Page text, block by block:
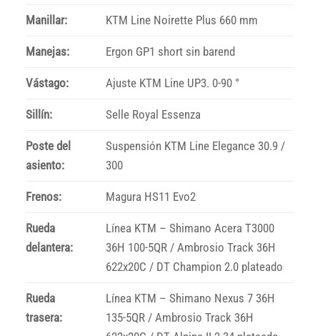
Manillar: KTM Line Noirette Plus 660 mm
Manejas: Ergon GP1 short sin barend
Vástago: Ajuste KTM Line UP3. 0-90 °
Sillín: Selle Royal Essenza
Poste del
asiento:
Suspensión KTM Line Elegance 30.9 /
300
Frenos: Magura HS11 Evo2
Rueda
delantera:
Línea KTM – Shimano Acera T3000
36H 100-5QR / Ambrosio Track 36H
622x20C / DT Champion 2.0 plateado
Rueda
trasera:
Línea KTM – Shimano Nexus 7 36H
135-5QR / Ambrosio Track 36H